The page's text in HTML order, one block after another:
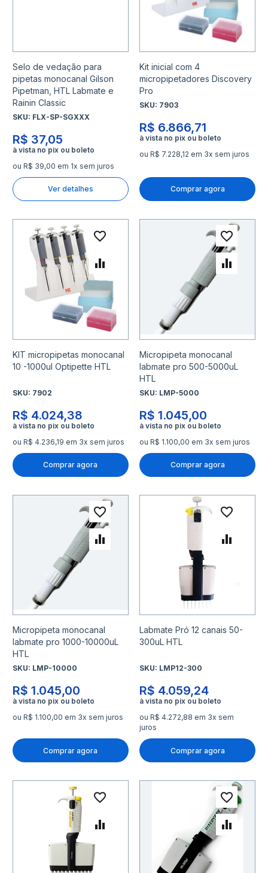
Selo de vedação para
pipetas monocanal Gilson
Pipetman, HTL Labmate e
Rainin Classic
SKU: FLX-SP-SGXXX
R$ 37,05
ou R$ 39,00 em 1x sem juros
Ver detalhes
Kit inicial com 4
micropipetadores Discovery
Pro
SKU: 7903
R$ 6.866,71
ou R$ 7.228,12 em 3x sem juros
Comprar agora
KIT micropipetas monocanal
10 -1000ul Optipette HTL
SKU: 7902
R$ 4.024,38
ou R$ 4.236,19 em 3x sem juros
Comprar agora
Adicionar à lista de
Adicionar para Comparar
Micropipeta monocanal
labmate pro 500-5000uL
HTL
SKU: LMP-5000
R$ 1.045,00
ou R$ 1.100,00 em 3x sem juros
Comprar agora
Micropipeta monocanal
labmate pro 1000-10000uL
HTL
SKU: LMP-10000
R$ 1.045,00
ou R$ 1.100,00 em 3x sem juros
Comprar agora
Adicionar à lista de
Adicionar para Comparar
Labmate Pró 12 canais 50-
300uL HTL
SKU: LMP12-300
R$ 4.059,24
ou R$ 4.272,88 em 3x sem
juros
Comprar agora
Adicionar à lista de
Adicionar para Comparar